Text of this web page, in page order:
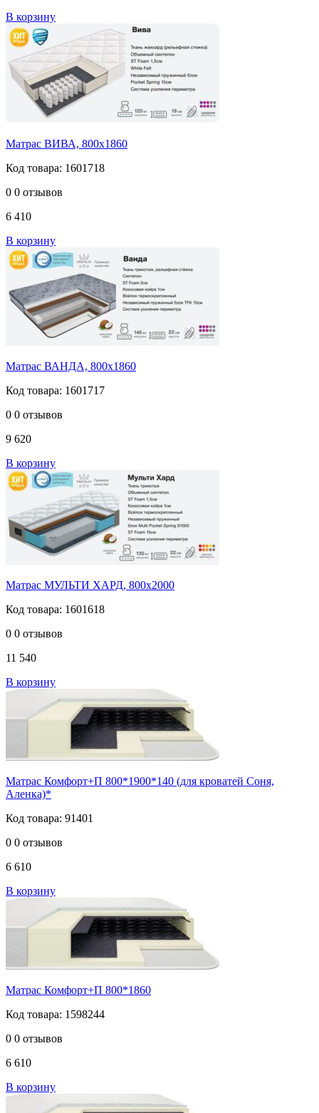
В корзину
Матрас ВИВА, 800х1860
Код товара: 1601718
0 0 отзывов
6 410
В корзину
Матрас ВАНДА, 800х1860
Код товара: 1601717
0 0 отзывов
9 620
В корзину
Матрас МУЛЬТИ ХАРД, 800х2000
Код товара: 1601618
0 0 отзывов
11 540
В корзину
Матрас Комфорт+П 800*1900*140 (для кроватей Соня,
Аленка)*
Код товара: 91401
0 0 отзывов
6 610
В корзину
Матрас Комфорт+П 800*1860
Код товара: 1598244
0 0 отзывов
6 610
В корзину